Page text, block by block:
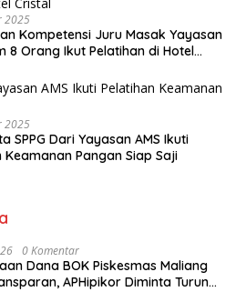
2025
Kompetensi Juru Masak Yayasan
2025
SPPG Dari Yayasan AMS Ikuti
Keamanan Pangan Siap Saji
0 Komentar
Dana BOK Piskesmas Maliang
APHipikor Diminta Turun